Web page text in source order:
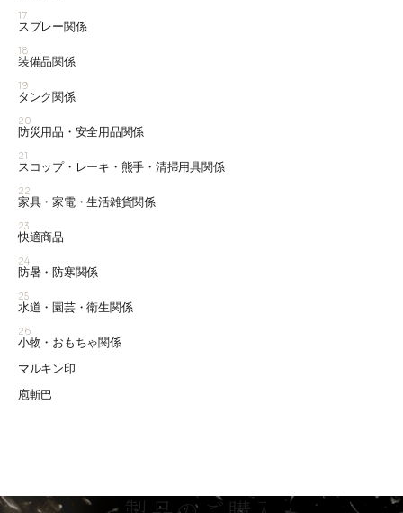
17
スプレー関係
18
装備品関係
19
タンク関係
20
防災用品・安全用品関係
21
スコップ・レーキ・熊手・清掃用具関係
22
家具・家電・生活雑貨関係
23
快適商品
24
防暑・防寒関係
25
水道・園芸・衛生関係
26
小物・おもちゃ関係
マルキン印
庖斬巴